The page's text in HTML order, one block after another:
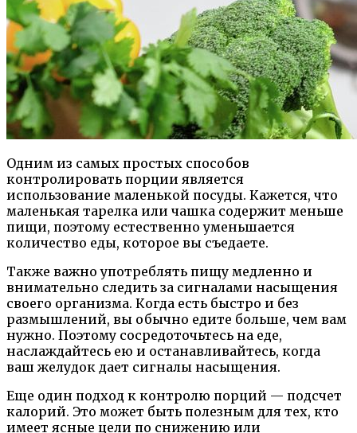
Одним из самых простых способов
контролировать порции является
использование маленькой посуды. Кажется, что
маленькая тарелка или чашка содержит меньше
пищи, поэтому естественно уменьшается
количество еды, которое вы съедаете.
Также важно употреблять пищу медленно и
внимательно следить за сигналами насыщения
своего организма. Когда есть быстро и без
размышлений, вы обычно едите больше, чем вам
нужно. Поэтому сосредоточьтесь на еде,
наслаждайтесь ею и останавливайтесь, когда
ваш желудок дает сигналы насыщения.
Еще один подход к контролю порций — подсчет
калорий. Это может быть полезным для тех, кто
имеет ясные цели по снижению или